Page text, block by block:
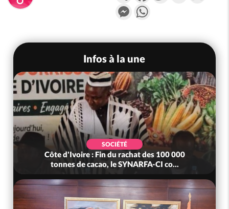
Messenger
Infos à la une
SOCIÉTÉ
Côte d'Ivoire : Fin du rachat des 100 000
tonnes de cacao, le SYNARFA-CI co...